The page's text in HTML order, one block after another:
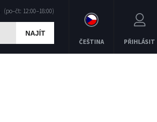
NAJÍT
ČEŠTINA PŘIHLÁSIT